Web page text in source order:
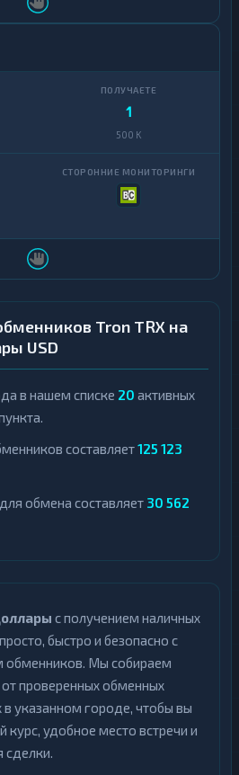
1
500 K
Tron TRX на
USD
в нашем списке 20 активных
составляет125 123
обмена составляет 30 562
с получением наличных
быстро и безопасно с
Мы собираем
проверенных обменных
указанном городе, чтобы вы
курс, удобное место встречи и
сделки.